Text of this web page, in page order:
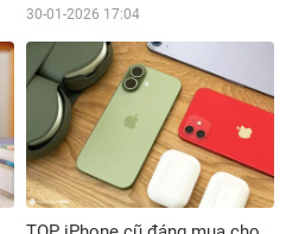
30-01-2026 17:04